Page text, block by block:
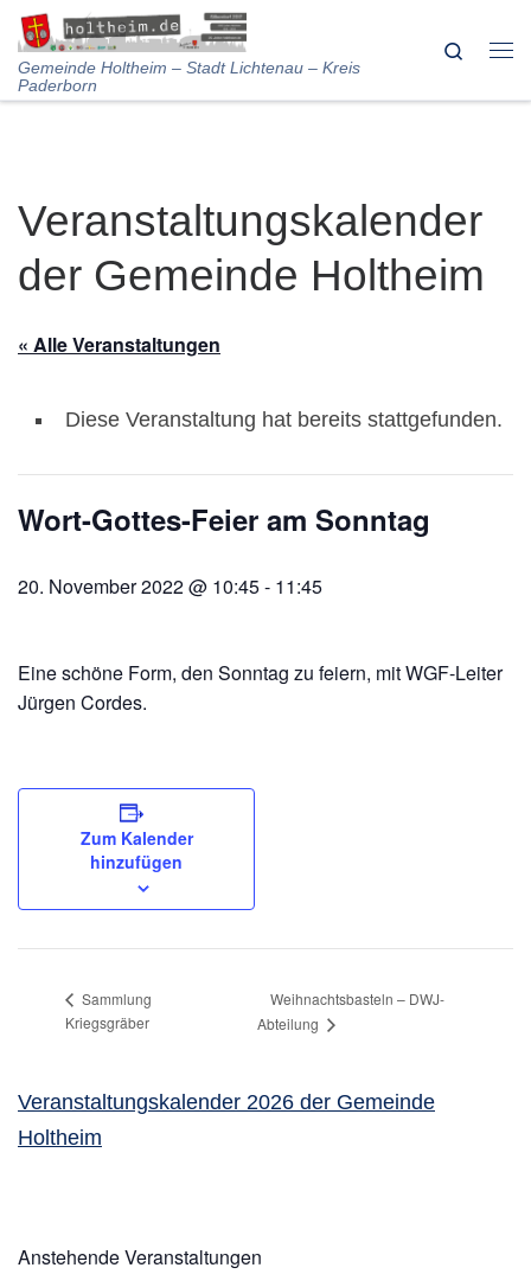
Skip to content
Gemeinde Holtheim – Stadt Lichtenau – Kreis
Paderborn
Search
Veranstaltungskalender
der Gemeinde Holtheim
« Alle Veranstaltungen
Diese Veranstaltung hat bereits stattgefunden.
Wort-Gottes-Feier am Sonntag
20. November 2022 @ 10:45- 11:45
Eine schöne Form, den Sonntag zu feiern, mit WGF-Leiter
Jürgen Cordes.
Zum Kalender
hinzufügen
Sammlung
Kriegsgräber
Weihnachtsbasteln – DWJ-
Abteilung
Veranstaltungskalender 2026 der Gemeinde
Holtheim
Anstehende Veranstaltungen